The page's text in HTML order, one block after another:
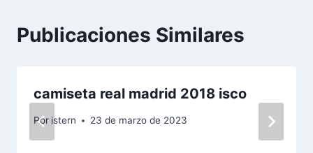
Publicaciones Similares
camiseta real madrid 2018 isco
Por istern 23 de marzo de 2023